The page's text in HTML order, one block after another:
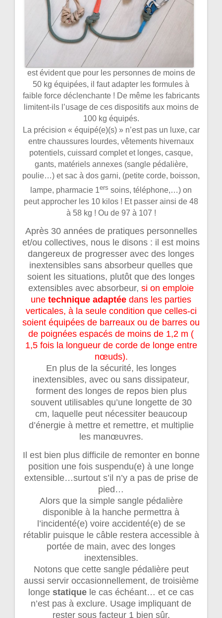
est évident que pour les personnes de moins de
50 kg équipées, il faut adapter les formules à
faible force déclenchante ! De même les fabricants
limitent-ils l’usage de ces dispositifs aux moins de
100 kg équipés.
La précision « équipé(e)(s) » n’est pas un luxe, car
entre chaussures lourdes, vêtements hivernaux
potentiels, cuissard complet et longes, casque,
gants, matériels annexes (sangle pédalière,
poulie…) et sac à dos garni, (petite corde, boisson,
lampe, pharmacie 1ers soins, téléphone,…) on
peut approcher les 10 kilos ! Et passer ainsi de 48
à 58 kg ! Ou de 97 à 107 !
Après 30 années de pratiques personnelles
et/ou collectives, nous le disons : il est moins
dangereux de progresser avec des longes
inextensibles sans absorbeur quelles que
soient les situations, plutôt que des longes
extensibles avec absorbeur, si on emploie
une technique adaptée dans les parties
verticales, à la seule condition que celles-ci
soient équipées de barreaux ou de barres ou
de poignées espacés de moins de 1,2 m (
1,5 fois la longueur de corde de longe entre
nœuds).
En plus de la sécurité, les longes
inextensibles, avec ou sans dissipateur,
forment des longes de repos bien plus
souvent utilisables qu’une longette de 30
cm, laquelle peut nécessiter beaucoup
d’énergie à mettre et remettre, et multiplie
les manœuvres.
Il est bien plus difficile de remonter en bonne
position une fois suspendu(e) à une longe
extensible…surtout s’il n’y a pas de prise de
pied…
Alors que la simple sangle pédalière
disponible à la hanche permettra à
l’incidenté(e) voire accidenté(e) de se
rétablir puisque le câble restera accessible à
portée de main, avec des longes
inextensibles.
Notons que cette sangle pédalière peut
aussi servir occasionnellement, de troisième
longe statique le cas échéant… et ce cas
n’est pas à exclure. Usage impliquant de
rester sous facteur 1 bien sûr.